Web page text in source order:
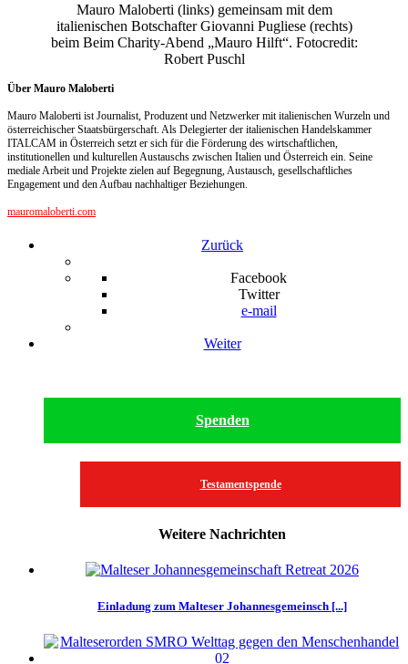
Mauro Maloberti (links) gemeinsam mit dem
italienischen Botschafter Giovanni Pugliese (rechts)
beim Beim Charity-Abend „Mauro Hilft“. Fotocredit:
Robert Puschl
Über Mauro Maloberti
Mauro Maloberti ist Journalist, Produzent und Netzwerker mit italienischen Wurzeln und
österreichischer Staatsbürgerschaft. Als Delegierter der italienischen Handelskammer
ITALCAM in Österreich setzt er sich für die Förderung des wirtschaftlichen,
institutionellen und kulturellen Austauschs zwischen Italien und Österreich ein. Seine
mediale Arbeit und Projekte zielen auf Begegnung, Austausch, gesellschaftliches
Engagement und den Aufbau nachhaltiger Beziehungen.
mauromaloberti.com
Zurück
Facebook
Twitter
e-mail
Weiter
Spenden
Testamentspende
Weitere Nachrichten
Einladung zum Malteser Johannesgemeinsch [...]